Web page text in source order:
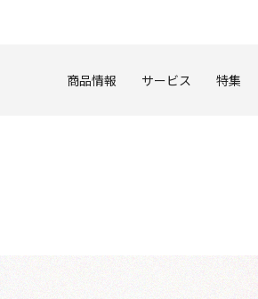
商品情報 サービス 特集